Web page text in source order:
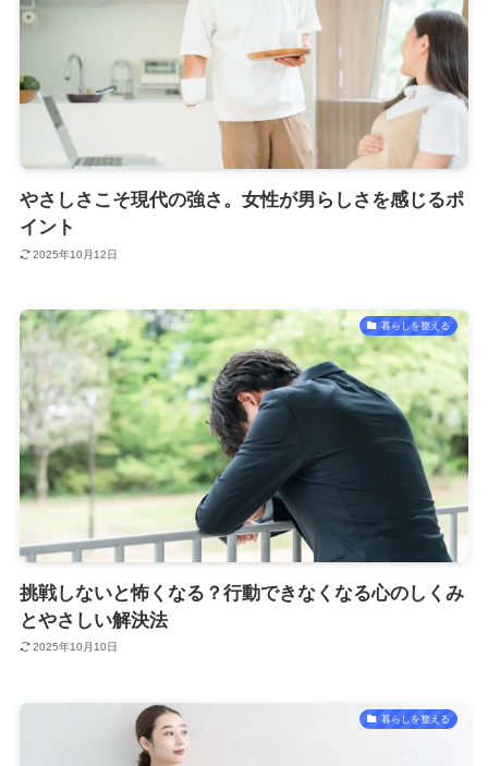
やさしさこそ現代の強さ。女性が男らしさを感じるポ
イント
2025年10月12日
暮らしを整える
挑戦しないと怖くなる？行動できなくなる心のしくみ
とやさしい解決法
2025年10月10日
暮らしを整える